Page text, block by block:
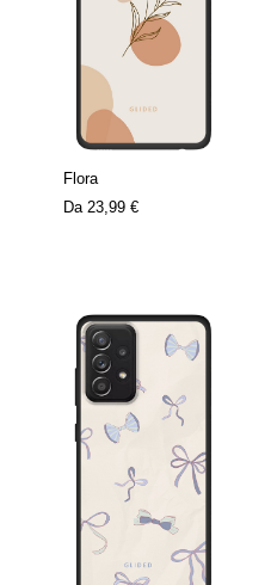
Flora
Da 23,99 €